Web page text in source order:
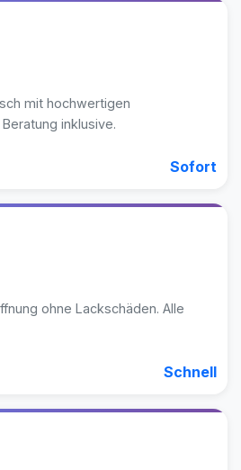
mit hochwertigen
inklusive.
Sofort
ohne Lackschäden. Alle
Schnell